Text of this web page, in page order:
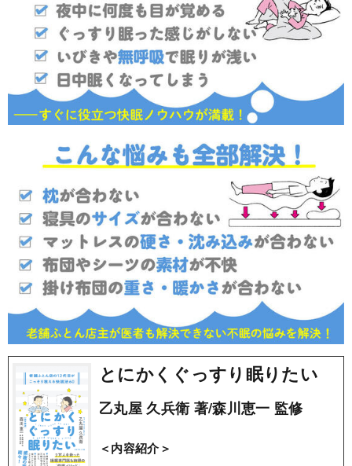
とにかくぐっすり眠りたい
乙丸屋 久兵衛 著/森川恵一 監修
＜内容紹介＞